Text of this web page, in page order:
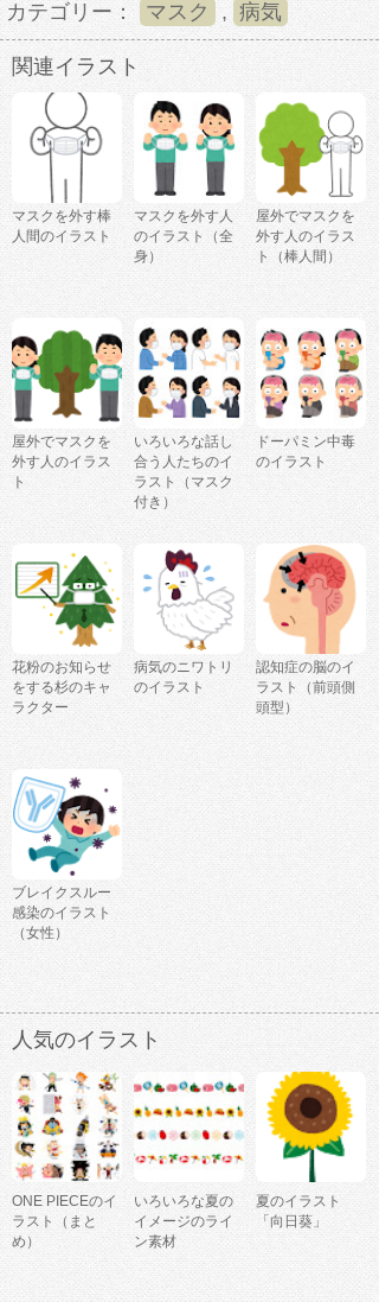
カテゴリー： マスク , 病気
関連イラスト
マスクを外す棒
人間のイラスト
マスクを外す人
のイラスト（全
身）
屋外でマスクを
外す人のイラス
ト（棒人間）
屋外でマスクを
外す人のイラス
ト
いろいろな話し
合う人たちのイ
ラスト（マスク
付き）
ドーパミン中毒
のイラスト
花粉のお知らせ
をする杉のキャ
ラクター
病気のニワトリ
のイラスト
認知症の脳のイ
ラスト（前頭側
頭型）
ブレイクスルー
感染のイラスト
（女性）
人気のイラスト
ONE PIECEのイ
ラスト（まと
め）
いろいろな夏の
イメージのライ
ン素材
夏のイラスト
「向日葵」